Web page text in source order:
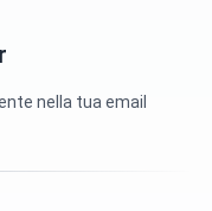
nella tua email